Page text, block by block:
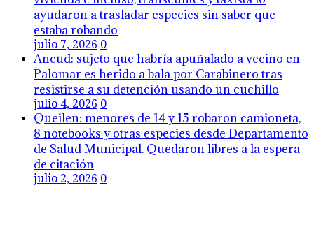
ayudaron a trasladar especies sin saber que
estaba robando
julio 7, 2026 0
Ancud: sujeto que habría apuñalado a vecino en
Palomar es herido a bala por Carabinero tras
resistirse a su detención usando un cuchillo
julio 4, 2026 0
Queilen: menores de 14 y 15 robaron camioneta,
8 notebooks y otras especies desde Departamento
de Salud Municipal. Quedaron libres a la espera
de citación
julio 2, 2026 0